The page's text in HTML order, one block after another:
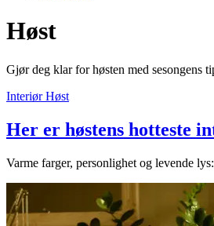
Butikker
Mat og
Aktiviteter
Høst
Gjør deg klar for høsten med sesongens
Interiør Høst
Her er høstens hotteste
Varme farger, personlighet og levende